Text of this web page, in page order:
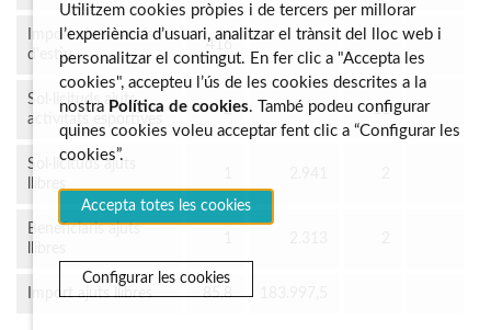
Import ajuts casals
d'estiu
416
Sol·licituds ajuts
activitats esportives
2 11
Sol·licituds ajuts
Beneficiaris ajuts
Import ajuts llibres 85,8
Utilitzem cookies pròpies i de tercers per millorar
l’experiència d’usuari, analitzar el trànsit del lloc web i
personalitzar el contingut. En fer clic a "Accepta les
cookies", accepteu l’ús de les cookies descrites a la
nostra Política de cookies. També podeu configurar
quines cookies voleu acceptar fent clic a “Configurar les
cookies”.
Accepta totes les cookies
Configurar les cookies